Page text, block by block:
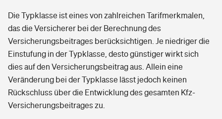
Die Typklasse ist eines von zahlreichen Tarifmerkmalen,
das die Versicherer bei der Berechnung des
Versicherungsbeitrages berücksichtigen. Je niedriger die
Einstufung in der Typklasse, desto günstiger wirkt sich
dies auf den Versicherungsbeitrag aus. Allein eine
Veränderung bei der Typklasse lässt jedoch keinen
Rückschluss über die Entwicklung des gesamten Kfz-
Versicherungsbeitrages zu.